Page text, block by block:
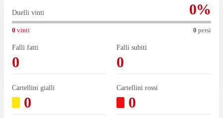
Duelli vinti 0%
0 vinti 0 persi
Falli fatti
0
Falli subiti
0
Cartellini gialli
0
Cartellini rossi
0